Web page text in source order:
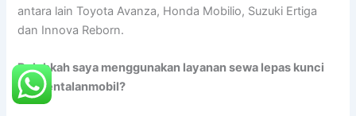
antara lain Toyota Avanza, Honda Mobilio, Suzuki Ertiga
dan Innova Reborn.
Bolehkah saya menggunakan layanan sewa lepas kunci
dari rentalanmobil?